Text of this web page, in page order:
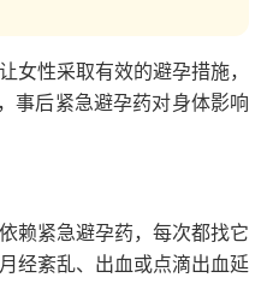
性采取有效的避孕措施，
事后紧急避孕药对身体影响
赖紧急避孕药，每次都找它
经紊乱、出血或点滴出血延